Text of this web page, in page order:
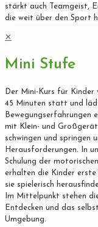
stärkt auch Teamgeist,
die weit über den Sport
✕
Mini Stufe
Der Mini-Kurs für
45 Minuten statt und
Bewegungserfahrungen
mit Klein- und
schwingen und springen
Herausforderungen. In
Schulung der
erhalten die Kinder erste
sie spielerisch
Im Mittelpunkt stehen
Entdecken und das
Umgebung.